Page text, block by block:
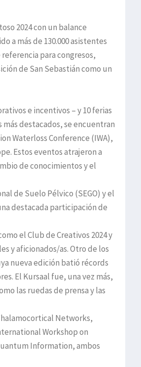
2024 con un balance
a más de 130.000 asistentes
para congresos,
de San Sebastián como un
e incentivos – y 10 ferias
más destacados, se encuentran
Waterloss Conference (IWA),
Estos eventos atrajeron a
de conocimientos y el
de Suelo Pélvico (SEGO) y el
destacada participación de
el Club de Creativos 2024 y
y aficionados/as. Otro de los
nueva edición batió récords
El Kursaal fue, una vez más,
las ruedas de prensa y las
Networks,
Workshop on
Information, ambos